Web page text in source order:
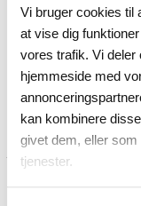
Vi bruger cookies til
at vise dig
vores trafik. Vi deler
hjemmeside med
kan kombinere
givet dem, eller
tjenester.